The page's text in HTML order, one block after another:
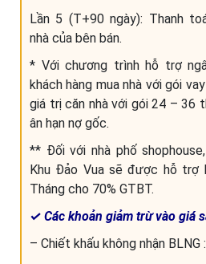
Lần 5 (T+90 ngày): Thanh
nhà của bên bán.
* Với chương trình hỗ trợ
khách hàng mua nhà với gói
giá trị căn nhà với gói 24 – 36
ân hạn nợ gốc.
** Đối với nhà phố
Khu Đảo Vua sẽ được hỗ trợ
Tháng cho 70% GTBT.
✓ Các khoản giảm trừ vào giá
– Chiết khấu không nhận BLNG